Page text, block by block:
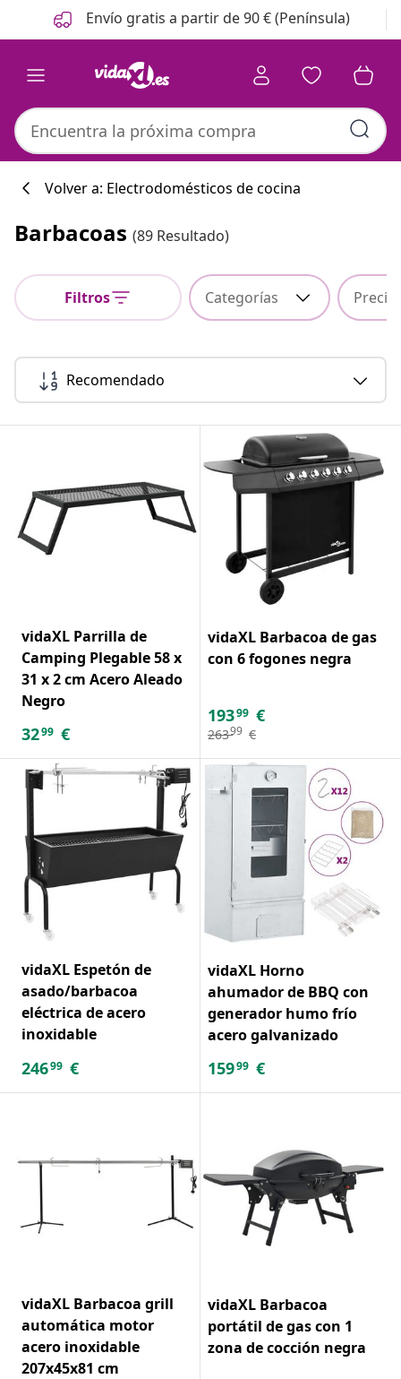
Anterior
Siguiente Envío gratis a partir de 90 € (Península)
Volver a: Electrodomésticos de cocina
Barbacoas (89 Resultado)
Filtros Categorías Precio
Recomendado
vidaXL Parrilla de
Camping Plegable 58 x
31 x 2 cm Acero Aleado
Negro
3299 €
vidaXL Barbacoa de gas
con 6 fogones negra
19399 €
26399 €
vidaXL Espetón de
asado/barbacoa
eléctrica de acero
inoxidable
24699 €
vidaXL Horno
ahumador de BBQ con
generador humo frío
acero galvanizado
15999 €
vidaXL Barbacoa grill
automática motor
acero inoxidable
207x45x81 cm
vidaXL Barbacoa
portátil de gas con 1
zona de cocción negra